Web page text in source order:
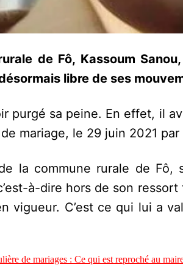
de Fô, Kassoum
libre de ses
purgé sa peine. En effet, il
mariage, le 29 juin 2021 par
la commune rurale de Fô,
à-dire hors de son
vigueur. C’est ce qui lui a
de mariages : Ce qui est reproché au